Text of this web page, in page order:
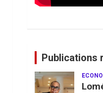
Publications